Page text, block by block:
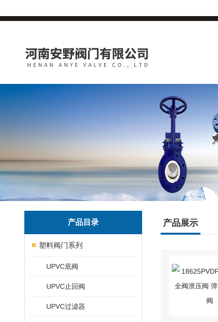
产品目录
塑料阀门系列
UPVC底阀
UPVC止回阀
UPVC过滤器
产品展示